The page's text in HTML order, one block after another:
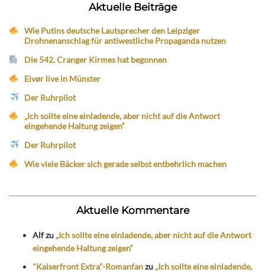
Aktuelle Beiträge
Wie Putins deutsche Lautsprecher den Leipziger
Drohnenanschlag für antiwestliche Propaganda nutzen
Die 542. Cranger Kirmes hat begonnen
Eivør live in Münster
Der Ruhrpilot
„Ich sollte eine einladende, aber nicht auf die Antwort
eingehende Haltung zeigen“
Der Ruhrpilot
Wie viele Bäcker sich gerade selbst entbehrlich machen
Aktuelle Kommentare
Alfzu „Ich sollte eine einladende, aber nicht auf die Antwort
eingehende Haltung zeigen“
"Kaiserfront Extra"-Romanfanzu „Ich sollte eine einladende,